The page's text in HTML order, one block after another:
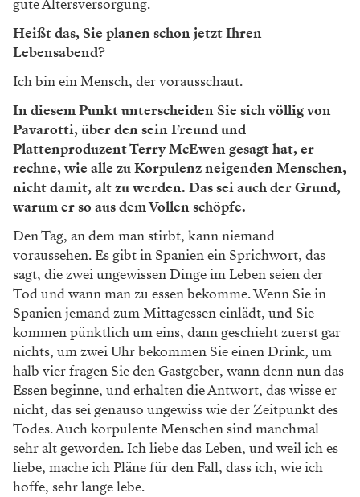
gute Altersversorgung.
Heißt das, Sie planen schon jetzt Ihren
Lebensabend?
Ich bin ein Mensch, der vorausschaut.
In diesem Punkt unterscheiden Sie sich völlig von
Pavarotti, über den sein Freund und
Plattenproduzent Terry McEwen gesagt hat, er
rechne, wie alle zu Korpulenz neigenden Menschen,
nicht damit, alt zu werden. Das sei auch der Grund,
warum er so aus dem ­Vollen schöpfe.
Den Tag, an dem man stirbt, kann niemand
voraussehen. Es gibt in Spanien ein Sprichwort, das
sagt, die zwei ungewissen Dinge im Leben seien der
Tod und wann man zu essen bekomme. Wenn Sie in
Spanien jemand zum Mittagessen einlädt, und Sie
kommen pünktlich um eins, dann geschieht zuerst gar
nichts, um zwei Uhr bekommen Sie einen Drink, um
halb vier fragen Sie den Gastgeber, wann denn nun das
Essen beginne, und erhalten die Antwort, das wisse er
nicht, das sei genauso ungewiss wie der Zeitpunkt des
Todes. Auch korpulente Menschen sind manchmal
sehr alt geworden. Ich liebe das Leben, und weil ich es
liebe, mache ich Pläne für den Fall, dass ich, wie ich
hoffe, sehr lange lebe.